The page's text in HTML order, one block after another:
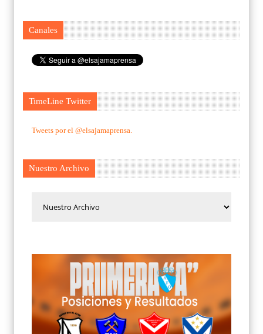
Canales
TimeLine Twitter
Tweets por el @elsajamaprensa.
Nuestro Archivo